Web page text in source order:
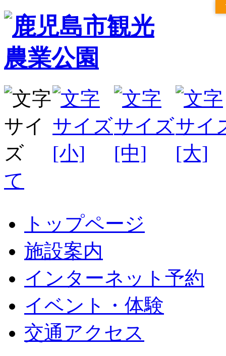
て
トップページ
施設案内
インターネット予約
イベント・体験
交通アクセス